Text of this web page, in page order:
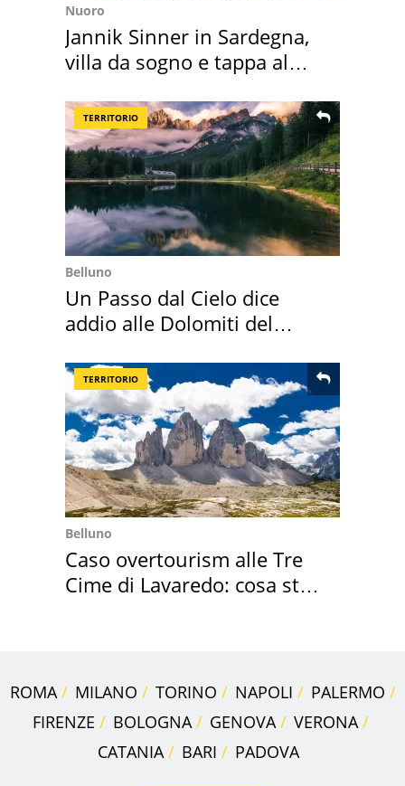
Nuoro
Jannik Sinner in Sardegna,
villa da sogno e tappa al
TERRITORIO
Belluno
Un Passo dal Cielo dice
addio alle Dolomiti del
TERRITORIO
Belluno
Caso overtourism alle Tre
Cime di Lavaredo: cosa sta
ROMA MILANO TORINO NAPOLI
PALERMO
FIRENZE
BOLOGNA GENOVA
VERONA
CATANIA
BARI PADOVA